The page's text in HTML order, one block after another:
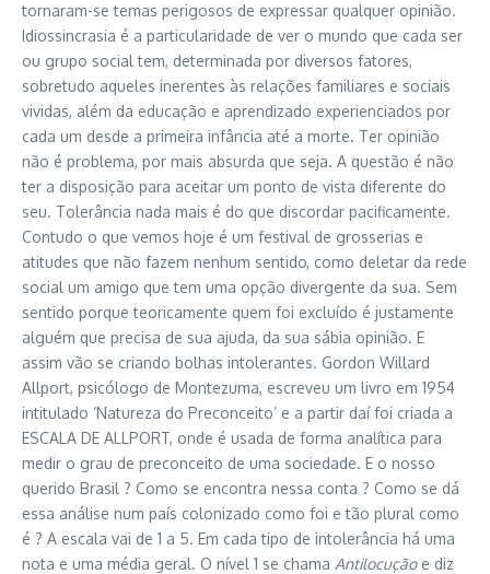
tornaram-se temas perigosos de expressar qualquer opinião.
Idiossincrasia é a particularidade de ver o mundo que cada ser
ou grupo social tem, determinada por diversos fatores,
sobretudo aqueles inerentes às relações familiares e sociais
vividas, além da educação e aprendizado experienciados por
cada um desde a primeira infância até a morte. Ter opinião
não é problema, por mais absurda que seja. A questão é não
ter a disposição para aceitar um ponto de vista diferente do
seu. Tolerância nada mais é do que discordar pacificamente.
Contudo o que vemos hoje é um festival de grosserias e
atitudes que não fazem nenhum sentido, como deletar da rede
social um amigo que tem uma opção divergente da sua. Sem
sentido porque teoricamente quem foi excluído é justamente
alguém que precisa de sua ajuda, da sua sábia opinião. E
assim vão se criando bolhas intolerantes. Gordon Willard
Allport, psicólogo de Montezuma, escreveu um livro em 1954
intitulado ‘Natureza do Preconceito’ e a partir daí foi criada a
ESCALA DE ALLPORT, onde é usada de forma analítica para
medir o grau de preconceito de uma sociedade. E o nosso
querido Brasil ? Como se encontra nessa conta ? Como se dá
essa análise num país colonizado como foi e tão plural como
é ? A escala vai de 1 a 5. Em cada tipo de intolerância há uma
nota e uma média geral. O nível 1 se chama Antilocuçãoe diz